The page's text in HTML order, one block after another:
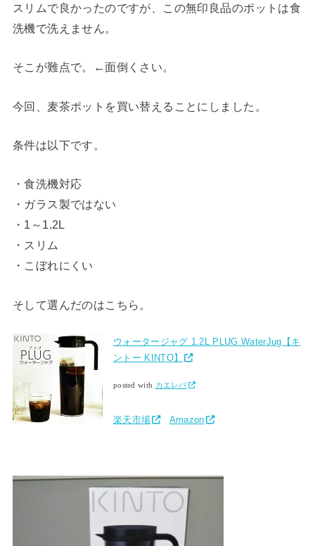
スリムで良かったのですが、この無印良品のポットは食
洗機で洗えません。
そこが難点で。←面倒くさい。
今回、麦茶ポットを買い替えることにしました。
条件は以下です。
・食洗機対応
・ガラス製ではない
・1～1.2L
・スリム
・こぼれにくい
そして選んだのはこちら。
ウォータージャグ 1.2L PLUG WaterJug【キ
ントー KINTO】
posted with カエレバ
楽天市場 Amazon